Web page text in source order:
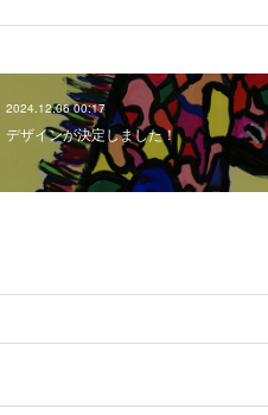
2024.12.06 00:17
デザインが決定しました！